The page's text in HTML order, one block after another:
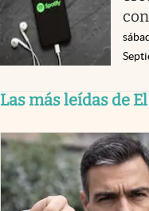
Las más leídas de